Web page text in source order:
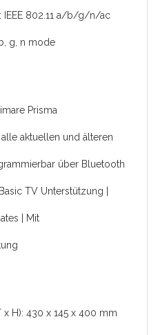
IEEE 802.11 a/b/g/n/ac
g, n mode
Prisma
aktuellen und älteren
über Bluetooth
TV Unterstützung |
| Mit
H): 430 x 145 x 400 mm